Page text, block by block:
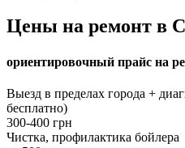
Цены на ремонт в
ориентировочный прайс на
Выезд в пределах города +
бесплатно)
300-400 грн
Чистка, профилактика бойлера